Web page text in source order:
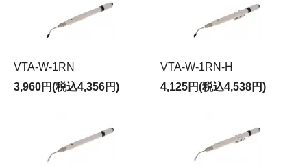
VTA-W-1RN
3,960円(税込4,356円)
VTA-W-1RN-H
4,125円(税込4,538円)